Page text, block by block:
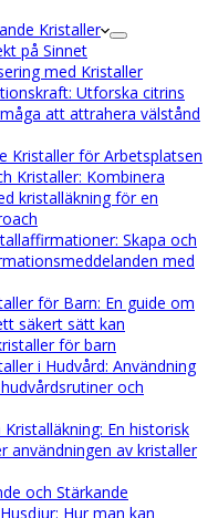
Kristaller
på Sinnet
med Kristaller
Utforska citrins
att attrahera välstånd
Kristaller för Arbetsplatsen
Kristaller: Kombinera
kristalläkning för en
Skapa och
med
för Barn: En guide om
säkert sätt kan
för barn
i Hudvård: Användning
och
En historisk
användningen av kristaller
och Stärkande
Hur man kan